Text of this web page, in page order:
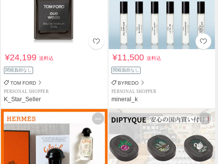
¥24,199送料込
関税負担なし
TOM FORD
PERSONAL SHOPPER
K_Star_Seller
¥11,500送料込
関税負担なし
BYREDO
PERSONAL SHOPPER
mineral_k